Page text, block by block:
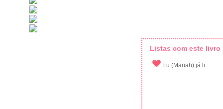
Listas com este livro
Eu (Mariah) já li.